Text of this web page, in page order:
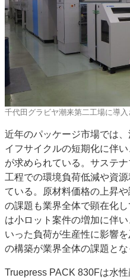
お問い合わせ
千代田グラビヤ潮来第二工場に導
近年のパッケージ市場では
イフサイクルの短期化に伴
が求められている。サステ
工程での環境負荷低減や資
ている。原材料価格の上昇
の課題も業界全体で顕在化
は小ロット案件の増加に伴
いった負荷が生産性に影響
の構築が業界全体の課題とな
Truepress PACK 830Fは水